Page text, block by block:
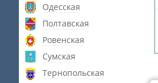
Одесская
Полтавская
Ровенская
Сумская
Тернопольская